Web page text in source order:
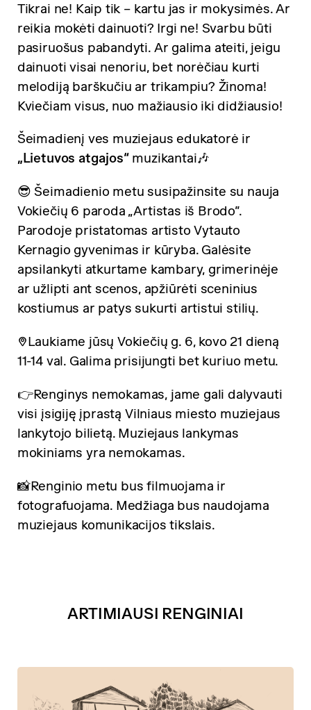
Tikrai ne! Kaip tik – kartu jas ir mokysimės. Ar
reikia mokėti dainuoti? Irgi ne! Svarbu būti
pasiruošus pabandyti. Ar galima ateiti, jeigu
dainuoti visai nenoriu, bet norėčiau kurti
melodiją barškučiu ar trikampiu? Žinoma!
Kviečiam visus, nuo mažiausio iki didžiausio!
Šeimadienį ves muziejaus edukatorė ir
„Lietuvos atgajos“muzikantai🎶
😎 Šeimadienio metu susipažinsite su nauja
Vokiečių 6 paroda „Artistas iš Brodo”.
Parodoje pristatomas artisto Vytauto
Kernagio gyvenimas ir kūryba. Galėsite
apsilankyti atkurtame kambary, grimerinėje
ar užlipti ant scenos, apžiūrėti sceninius
kostiumus ar patys sukurti artistui stilių.
📍Laukiame jūsų Vokiečių g. 6, kovo 21 dieną
11-14 val. Galima prisijungti bet kuriuo metu.
👉Renginys nemokamas, jame gali dalyvauti
visi įsigiję įprastą Vilniaus miesto muziejaus
lankytojo bilietą. Muziejaus lankymas
mokiniams yra nemokamas.
📸Renginio metu bus filmuojama ir
fotografuojama. Medžiaga bus naudojama
muziejaus komunikacijos tikslais.
ARTIMIAUSI RENGINIAI